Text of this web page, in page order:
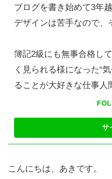
ブログを書き始めて3年越
デザインは苦手なので、
簿記2級にも無事合格し
く見られる様になった“
ることが大好きな仕事人
こんにちは、あきです。